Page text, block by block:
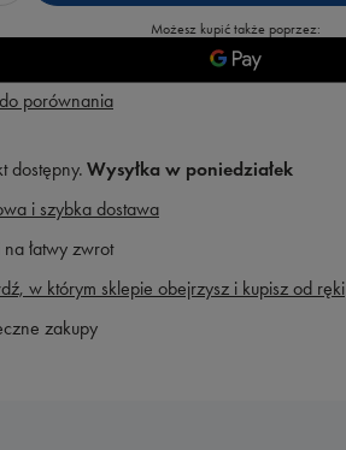
Możesz kupić także poprzez:
porównania
dostępny Wysyłka w poniedziałek
i szybka dostawa
łatwy zwrot
w którym sklepie obejrzysz i kupisz od ręki
zakupy